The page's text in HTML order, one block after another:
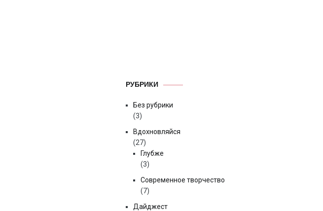
РУБРИКИ
Без рубрики
(3)
Вдохновляйся
(27)
Глубже
(3)
Современное творчество
(7)
Дайджест